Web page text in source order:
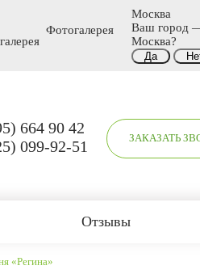
Фотогалерея
Москва
Ваш город
Москва?
664 90 42
099-92-51
ЗАКАЗАТЬ
Отзывы
«Регина»